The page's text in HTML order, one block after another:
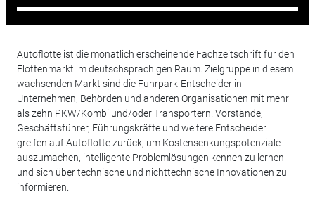
Autoflotte ist die monatlich erscheinende Fachzeitschrift für den
Flottenmarkt im deutschsprachigen Raum. Zielgruppe in diesem
wachsenden Markt sind die Fuhrpark-Entscheider in
Unternehmen, Behörden und anderen Organisationen mit mehr
als zehn PKW/Kombi und/oder Transportern. Vorstände,
Geschäftsführer, Führungskräfte und weitere Entscheider
greifen auf Autoflotte zurück, um Kostensenkungspotenziale
auszumachen, intelligente Problemlösungen kennen zu lernen
und sich über technische und nichttechnische Innovationen zu
informieren.